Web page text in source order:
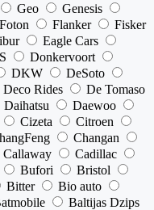
Geo
Genesis
Foton Flanker
Fisker
Eagle Cars
Donkervoort
DKW
DeSoto
Deco Rides
De Tomaso
Daihatsu
Daewoo
Cizeta
Citroen
Changan
Callaway
Cadillac
Bufori
Bristol
Bitter
Bio auto
Baltijas Dzips